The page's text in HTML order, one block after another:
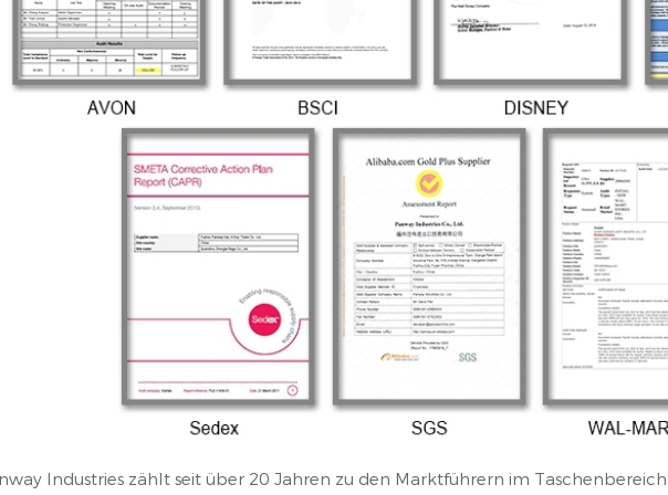
Industries zählt seit über 20 Jahren zu den Marktführern im